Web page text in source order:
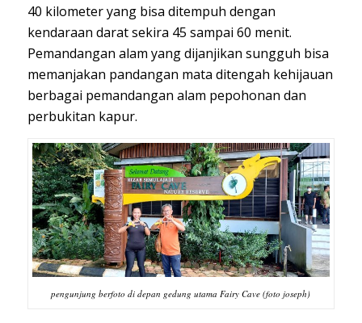
40 kilometer yang bisa ditempuh dengan
kendaraan darat sekira 45 sampai 60 menit.
Pemandangan alam yang dijanjikan sungguh bisa
memanjakan pandangan mata ditengah kehijauan
berbagai pemandangan alam pepohonan dan
perbukitan kapur.
pengunjung berfoto di depan gedung utama Fairy Cave (foto joseph)